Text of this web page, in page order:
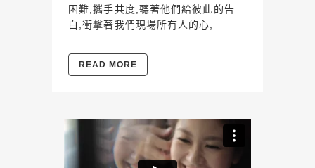
困難,攜手共度,聽著他們給彼此的告
白,衝擊著我們現場所有人的心,
READ MORE